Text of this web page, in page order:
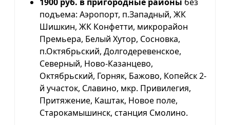
подъема: Аэропорт, п.Западный, ЖК
Шишкин, ЖК Конфетти, микрорайон
Премьера, Белый Хутор, Сосновка,
п.Октябрьский, Долгодеревенское,
Северный, Ново-Казанцево,
Октябрьский, Горняк, Бажово, Копейск 2-
й участок, Славино, мкр. Привилегия,
Притяжение, Каштак, Новое поле,
Старокамышинск, станция Смолино.